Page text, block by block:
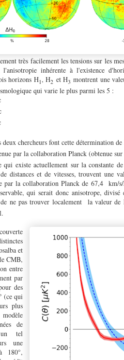
très facilement les tensions sur les
inhérente à l'existence
horizons H1, H2 et H3montrent une
qui varie le plus parmi les 5 :
chercheurs font cette détermination
par la collaboration Planck (obtenue
qui existe actuellement sur la constante
distances et de vitesses, trouvent une
par la collaboration Planck de 67,4 km/
qui serait donc anisotrope,
ne pas trouver localement la valeur de
et
CMB,
entre
par
des
(ce qui
plus
de
tel
une
180°,